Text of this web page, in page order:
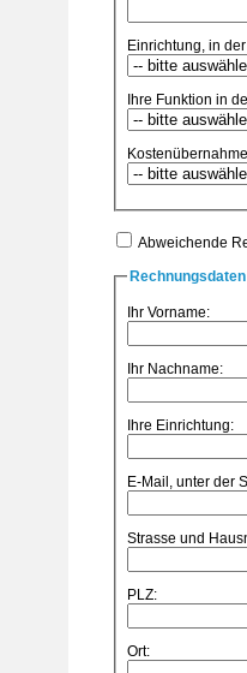
Einrichtung, in
Ihre Funktion in
Abweichende
Ihr Vorname:
Ihr Nachname:
Ihre Einrichtung:
E-Mail, unter der
Strasse und
PLZ:
Ort: